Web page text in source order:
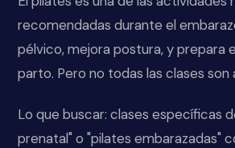
recomendadas durante el
pélvico, mejora postura, y prepara
parto. Pero no todas las clases son
Lo que buscar: clases específicas
prenatal" o "pilates embarazadas"